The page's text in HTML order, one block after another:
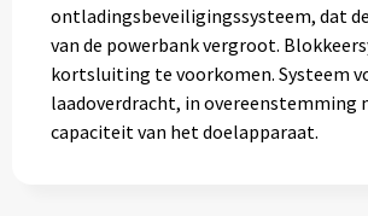
ontladingsbeveiligingssysteem, dat
van de powerbank vergroot.
kortsluiting te voorkomen. Systeem
laadoverdracht, in overeenstemming
capaciteit van het doelapparaat.